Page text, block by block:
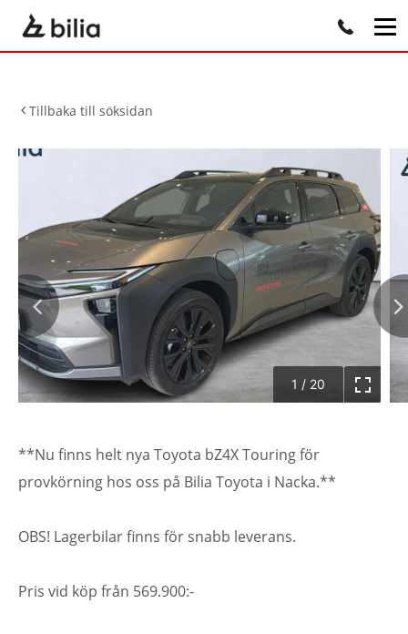
Tillbaka till söksidan
1 / 20
**Nu finns helt nya Toyota bZ4X Touring för
provkörning hos oss på Bilia Toyota i Nacka.**
OBS! Lagerbilar finns för snabb leverans.
Pris vid köp från 569.900:-